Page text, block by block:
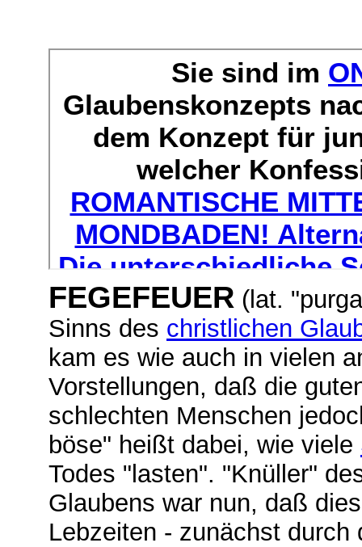
FEGEFEUER (lat.
Sinns des christlichen
kam es wie auch in vielen
Vorstellungen, daß die
schlechten Menschen
böse" heißt dabei, wie viele
Todes "lasten". "Knüller"
Glaubens war nun, daß
Lebzeiten - zunächst durch